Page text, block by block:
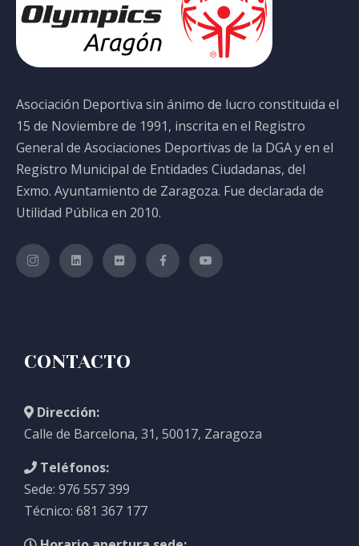
Asociación Deportiva sin ánimo de lucro constituida el
15 de Noviembre de 1991, inscrita en el Registro
General de Asociaciones Deportivas de la DGA y en el
Registro Municipal de Entidades Ciudadanas, del
Exmo. Ayuntamiento de Zaragoza. Fue declarada de
Utilidad Pública en 2010.
CONTACTO
Dirección:
Calle de Barcelona, 31, 50017, Zaragoza
Teléfonos:
Sede: 976 557 399
Técnico: 681 367 177